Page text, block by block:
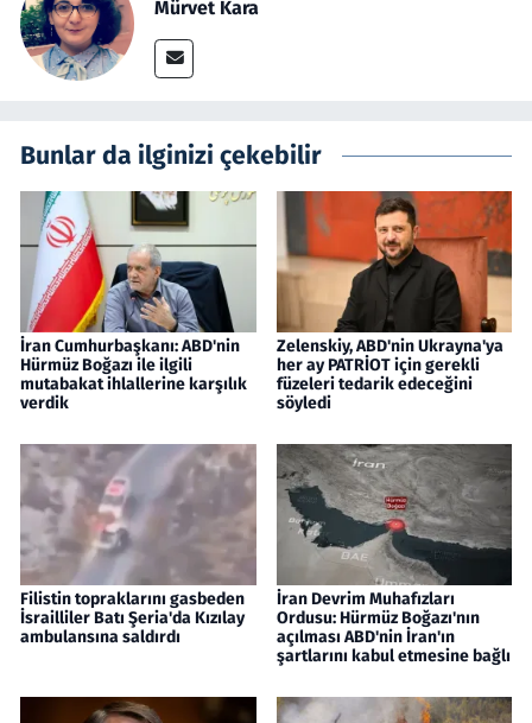
Mürvet Kara
Bunlar da ilginizi çekebilir
İran Cumhurbaşkanı: ABD'nin
Hürmüz Boğazı ile ilgili
mutabakat ihlallerine karşılık
verdik
Zelenskiy, ABD'nin Ukrayna'ya
her ay PATRİOT için gerekli
füzeleri tedarik edeceğini
söyledi
Filistin topraklarını gasbeden
İsrailliler Batı Şeria'da Kızılay
ambulansına saldırdı
İran Devrim Muhafızları
Ordusu: Hürmüz Boğazı'nın
açılması ABD'nin İran'ın
şartlarını kabul etmesine bağlı